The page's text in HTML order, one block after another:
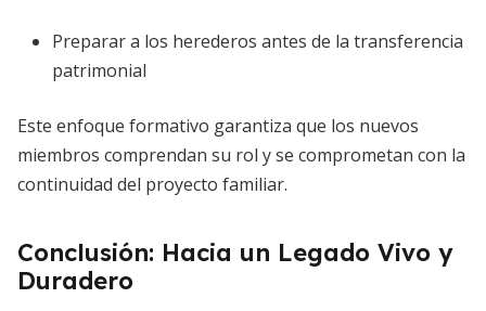
Preparar a los herederos antes de la transferencia
patrimonial
Este enfoque formativo garantiza que los nuevos
miembros comprendan su rol y se comprometan con la
continuidad del proyecto familiar.
Conclusión: Hacia un Legado Vivo y
Duradero